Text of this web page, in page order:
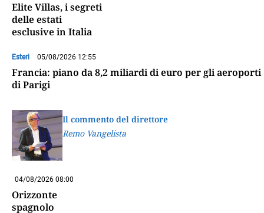
Elite Villas, i segreti
delle estati
esclusive in Italia
Esteri 05/08/2026 12:55
Francia: piano da 8,2 miliardi di euro per gli aeroporti
di Parigi
Il commento del direttore
Remo Vangelista
04/08/2026 08:00
Orizzonte
spagnolo